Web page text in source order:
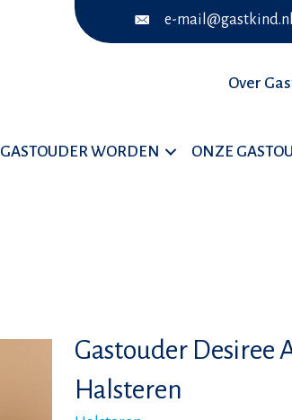
e-mail@gastkind.nl
Over
GASTOUDER WORDEN ONZE
Gastouder Desiree
Halsteren